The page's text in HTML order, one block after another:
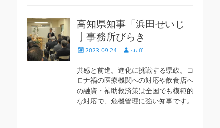
高知県知事「浜田せいじ
亅事務所びらき
投
日
2023-09-24
投
者
staff
共感と前進。進化に挑戦する県政。コ
ロナ禍の医療機関への対応や飲食店へ
の融資・補助救済策は全国でも模範的
な対応で、危機管理に強い知事です。